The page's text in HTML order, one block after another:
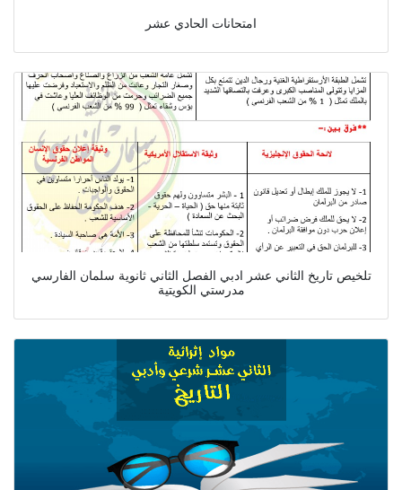
امتحانات الحادي عشر
تلخيص تاريخ الثاني عشر ادبي الفصل الثاني ثانوية سلمان الفارسي
مدرستي الكويتية